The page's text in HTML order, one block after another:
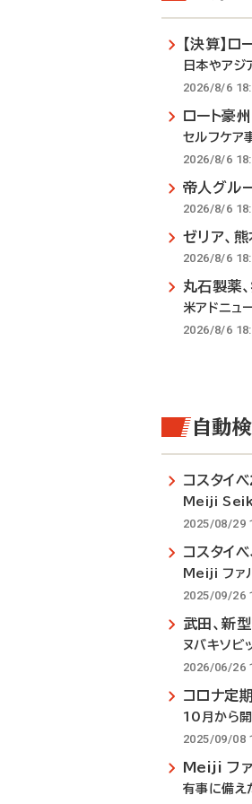
【決算】
日本やアジ
2026/8/6
ロート豪
セルフケア
2026/8/6
帝人グル
2026/8/6
ゼリア、
2026/8/6
丸石製薬
米アドニュ
2026/8/6
自動
コスタイ
Meiji
2025/08/29
コスタイ
Meiji ファ
2025/09/26
武田、新
ヌバキソビ
2026/06/26
コロナ定
10月から
2025/09/08
Meiji フ
有事に備え